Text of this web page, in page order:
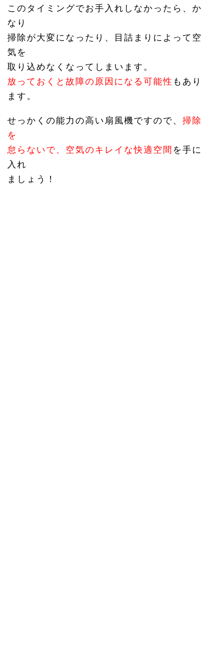
このタイミングでお手入れしなかったら、か
なり
掃除が大変になったり、目詰まりによって空
気を
取り込めなくなってしまいます。
放っておくと故障の原因になる可能性 もあり
ます。
せっかくの能力の高い扇風機ですので、 掃除
を
怠らないで、空気のキレイな快適空間 を手に
入れ
ましょう！